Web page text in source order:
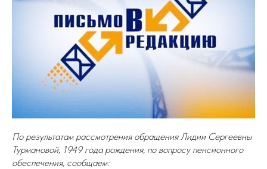
По результатам рассмотрения обращения Лидии Сергеевны
Турмановой, 1949 года рождения, по вопросу пенсионного
обеспечения, сообщаем: